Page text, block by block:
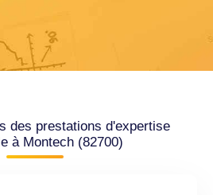
des prestations d'expertise
à Montech (82700)